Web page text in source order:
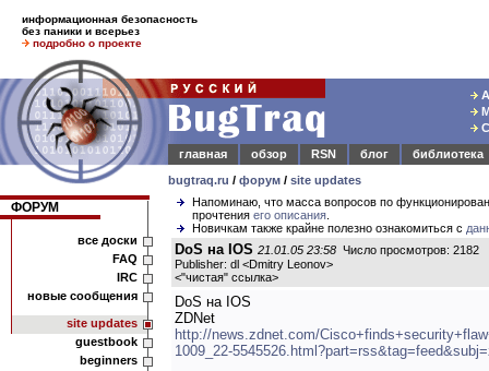
информационная безопасность
без паники и всерьез
подробно о проекте
главная
обзор RSN блог
библиотека
bugtraq.ru / форум / site updates
ФОРУМ
все доски
FAQ
IRC
новые сообщения
site updates
guestbook
beginners
Напоминаю, что масса вопросов по
прочтения его описания
Новичкам также крайне полезно ознакомиться с
DoS на IOS 21.01.05 23:58 Число просмотров: 2182
Publisher: dl <Dmitry Leonov>
<"чистая" ссылка>
DoS на IOS
ZDNet
http://news.zdnet.com/
1009_22-